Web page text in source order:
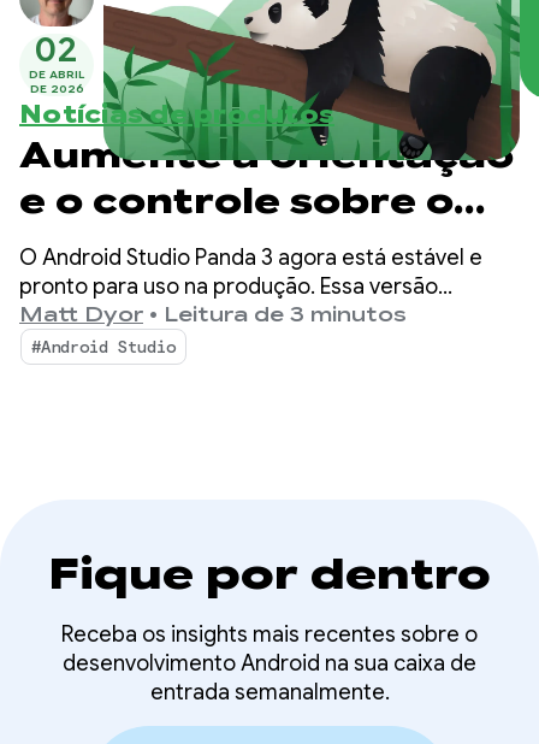
02
DE ABRIL
DE 2026
Notícias de produtos
Aumente a orientação
e o controle sobre o
modo de agente com o
Android Studio Panda
3
O Android Studio Panda 3 agora está estável e
pronto para uso na produção. Essa versão
oferece ainda mais controle e personalização
sobre seus fluxos de trabalho com tecnologia de
IA, facilitando a criação de apps Android de alta
Matt Dyor • Leitura de 3 minutos
#Android Studio
Fique por dentro
Receba os insights mais recentes sobre o
desenvolvimento Android na sua caixa de
entrada semanalmente.